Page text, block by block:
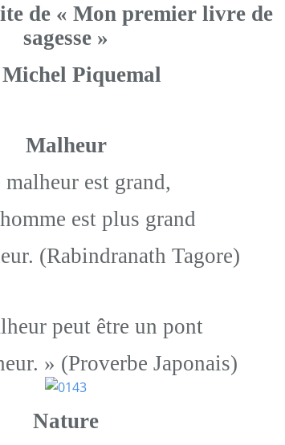
de « Mon premier livre de
sagesse »
Piquemal
Malheur
malheur est grand,
est plus grand
(Rabindranath Tagore)
peut être un pont
» (Proverbe Japonais)
Nature